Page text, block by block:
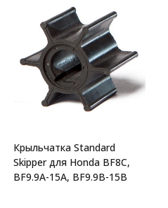
Крыльчатка Standard
Skipper для Honda BF8C,
BF9.9A-15A, BF9.9B-15B